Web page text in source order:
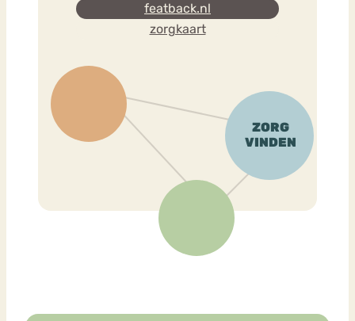
featback.nl
zorgkaart